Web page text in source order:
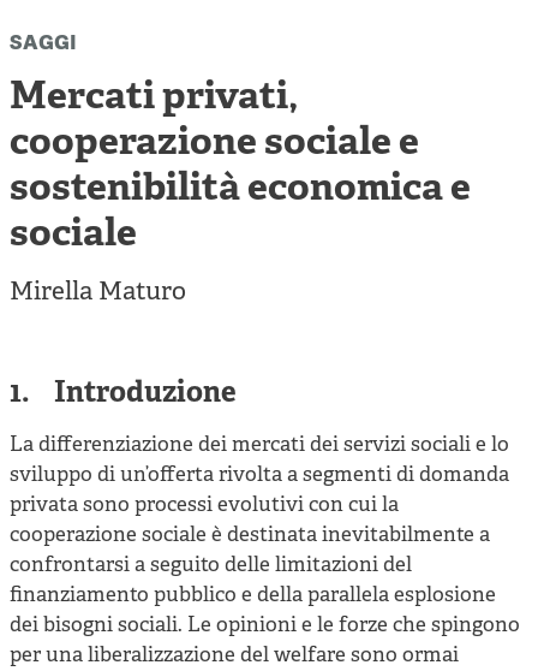
Impresa sociale e democrazia
Acini di fuoco - Dossier Mezzogiorno
Valutazione e dintorni
saggi
Mercati privati,
cooperazione sociale e
sostenibilità economica e
sociale
Mirella Maturo
1. Introduzione
La differenziazione dei mercati dei servizi sociali e lo
sviluppo di un’offerta rivolta a segmenti di domanda
privata sono processi evolutivi con cui la
cooperazione sociale è destinata inevitabilmente a
confrontarsi a seguito delle limitazioni del
finanziamento pubblico e della parallela esplosione
dei bisogni sociali. Le opinioni e le forze che spingono
per una liberalizzazione del welfare sono ormai